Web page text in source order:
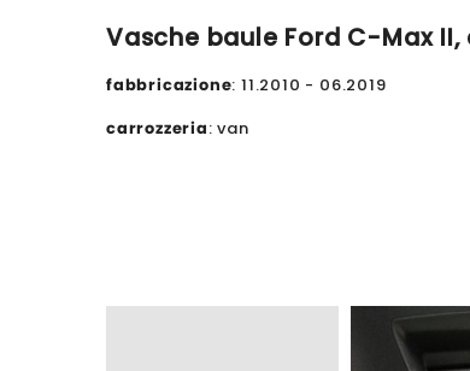
Vasche baule Ford C-Max
fabbricazione: 11.2010 - 06.2019
carrozzeria: van